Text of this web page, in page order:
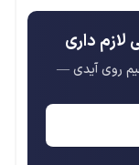
داری
روی آیدی —